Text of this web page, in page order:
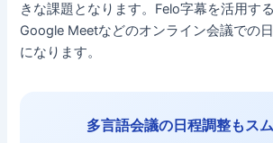
きな課題となります。Felo字幕を活用す
Google Meetなどのオンライン会議での
になります。
多言語会議の日程調整もス